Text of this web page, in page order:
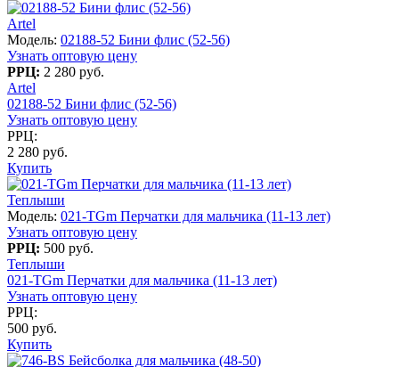
Artel
Модель: 02188-52 Бини флис (52-56)
Узнать оптовую цену
РРЦ: 2 280 руб.
Artel
02188-52 Бини флис (52-56)
Узнать оптовую цену
РРЦ:
2 280 руб.
Купить
Теплыши
Модель: 021-TGm Перчатки для мальчика (11-13 лет)
Узнать оптовую цену
РРЦ: 500 руб.
Теплыши
021-TGm Перчатки для мальчика (11-13 лет)
Узнать оптовую цену
РРЦ:
500 руб.
Купить